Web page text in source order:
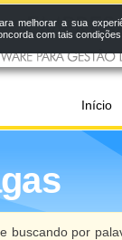
Início
buscando por
melhorar a sua
com tais